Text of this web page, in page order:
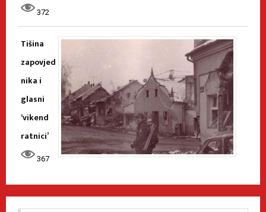
372
Tišina
zapovjed
nika i
glasni
‘vikend
ratnici’
367